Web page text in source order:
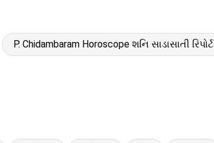
P. Chidambaram Horoscope શનિ સાડાસાતી રિપોર્ટ